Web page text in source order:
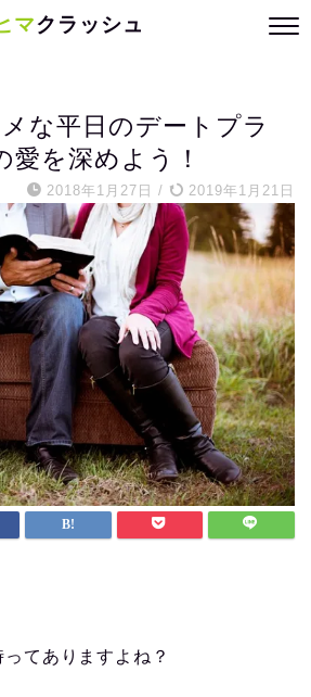
マクラッシュ
な平日のデートプラ
愛を深めよう！
2018年1月27日 / 2019年1月21日
てありますよね？